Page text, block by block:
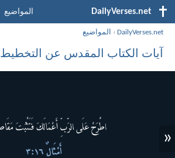
DailyVerses.net المواضيع
DailyVerses.net
› المواضيع
آيات الكتاب المقدس عن التخطيط
«